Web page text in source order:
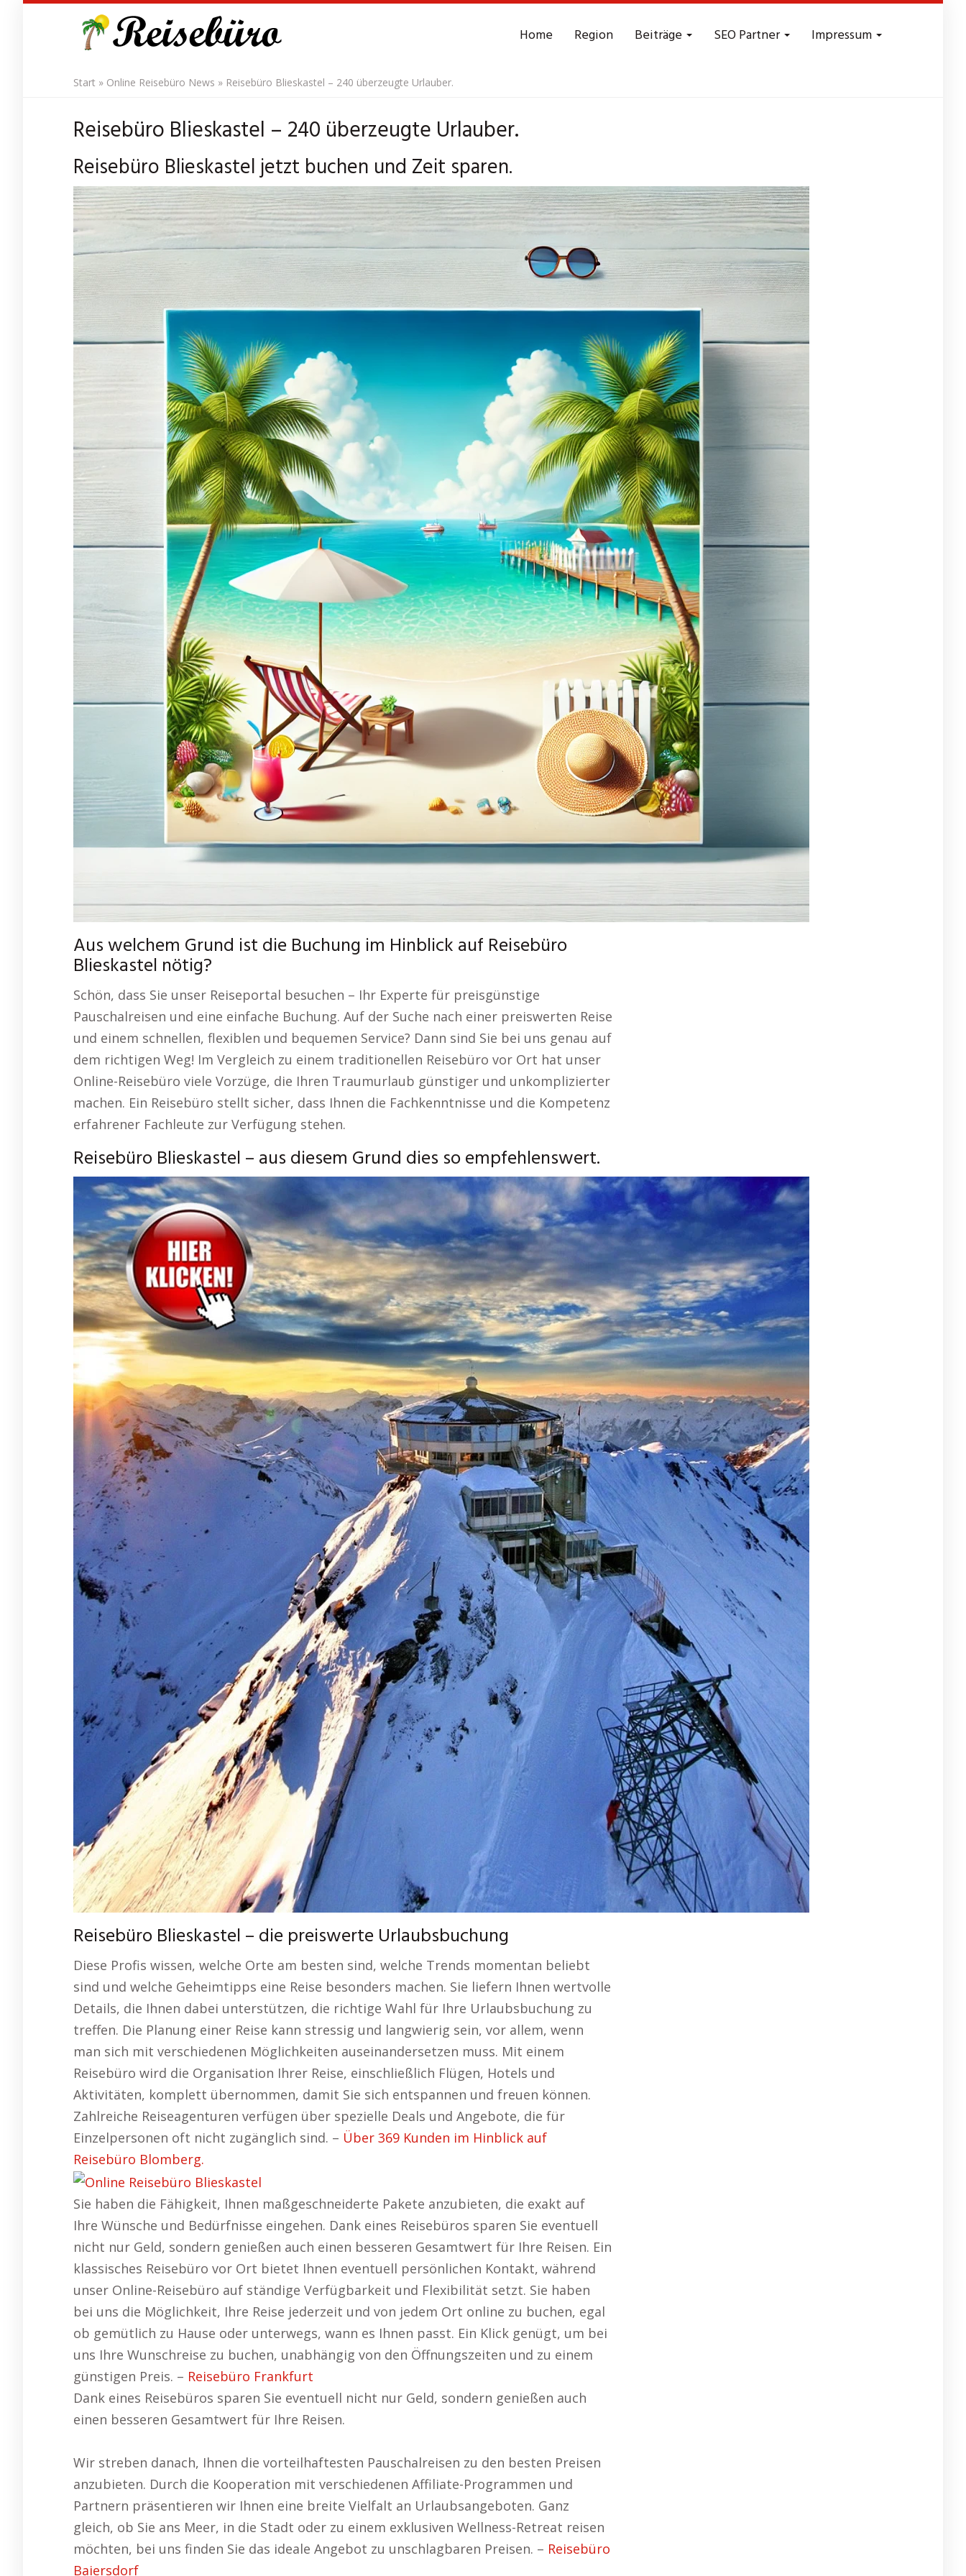
Home Region Beiträge SEO Partner Impressum
Start » Online Reisebüro News » Reisebüro Blieskastel – 240 überzeugte Urlauber.
Reisebüro Blieskastel – 240 überzeugte Urlauber.
Reisebüro Blieskastel jetzt buchen und Zeit sparen.
Aus welchem Grund ist die Buchung im Hinblick auf Reisebüro
Blieskastel nötig?
Schön, dass Sie unser Reiseportal besuchen – Ihr Experte für preisgünstige
Pauschalreisen und eine einfache Buchung. Auf der Suche nach einer preiswerten Reise
und einem schnellen, flexiblen und bequemen Service? Dann sind Sie bei uns genau auf
dem richtigen Weg! Im Vergleich zu einem traditionellen Reisebüro vor Ort hat unser
Online-Reisebüro viele Vorzüge, die Ihren Traumurlaub günstiger und unkomplizierter
machen. Ein Reisebüro stellt sicher, dass Ihnen die Fachkenntnisse und die Kompetenz
erfahrener Fachleute zur Verfügung stehen.
Reisebüro Blieskastel – aus diesem Grund dies so empfehlenswert.
Reisebüro Blieskastel – die preiswerte Urlaubsbuchung
Diese Profis wissen, welche Orte am besten sind, welche Trends momentan beliebt
sind und welche Geheimtipps eine Reise besonders machen. Sie liefern Ihnen wertvolle
Details, die Ihnen dabei unterstützen, die richtige Wahl für Ihre Urlaubsbuchung zu
treffen. Die Planung einer Reise kann stressig und langwierig sein, vor allem, wenn
man sich mit verschiedenen Möglichkeiten auseinandersetzen muss. Mit einem
Reisebüro wird die Organisation Ihrer Reise, einschließlich Flügen, Hotels und
Aktivitäten, komplett übernommen, damit Sie sich entspannen und freuen können.
Zahlreiche Reiseagenturen verfügen über spezielle Deals und Angebote, die für
Einzelpersonen oft nicht zugänglich sind. – Über 369 Kunden im Hinblick auf
Reisebüro Blomberg.
Sie haben die Fähigkeit, Ihnen maßgeschneiderte Pakete anzubieten, die exakt auf
Ihre Wünsche und Bedürfnisse eingehen. Dank eines Reisebüros sparen Sie eventuell
nicht nur Geld, sondern genießen auch einen besseren Gesamtwert für Ihre Reisen. Ein
klassisches Reisebüro vor Ort bietet Ihnen eventuell persönlichen Kontakt, während
unser Online-Reisebüro auf ständige Verfügbarkeit und Flexibilität setzt. Sie haben
bei uns die Möglichkeit, Ihre Reise jederzeit und von jedem Ort online zu buchen, egal
ob gemütlich zu Hause oder unterwegs, wann es Ihnen passt. Ein Klick genügt, um bei
uns Ihre Wunschreise zu buchen, unabhängig von den Öffnungszeiten und zu einem
günstigen Preis. – Reisebüro Frankfurt
Dank eines Reisebüros sparen Sie eventuell nicht nur Geld, sondern genießen auch
einen besseren Gesamtwert für Ihre Reisen.
Wir streben danach, Ihnen die vorteilhaftesten Pauschalreisen zu den besten Preisen
anzubieten. Durch die Kooperation mit verschiedenen Affiliate-Programmen und
Partnern präsentieren wir Ihnen eine breite Vielfalt an Urlaubsangeboten. Ganz
gleich, ob Sie ans Meer, in die Stadt oder zu einem exklusiven Wellness-Retreat reisen
möchten, bei uns finden Sie das ideale Angebot zu unschlagbaren Preisen. – Reisebüro
Baiersdorf